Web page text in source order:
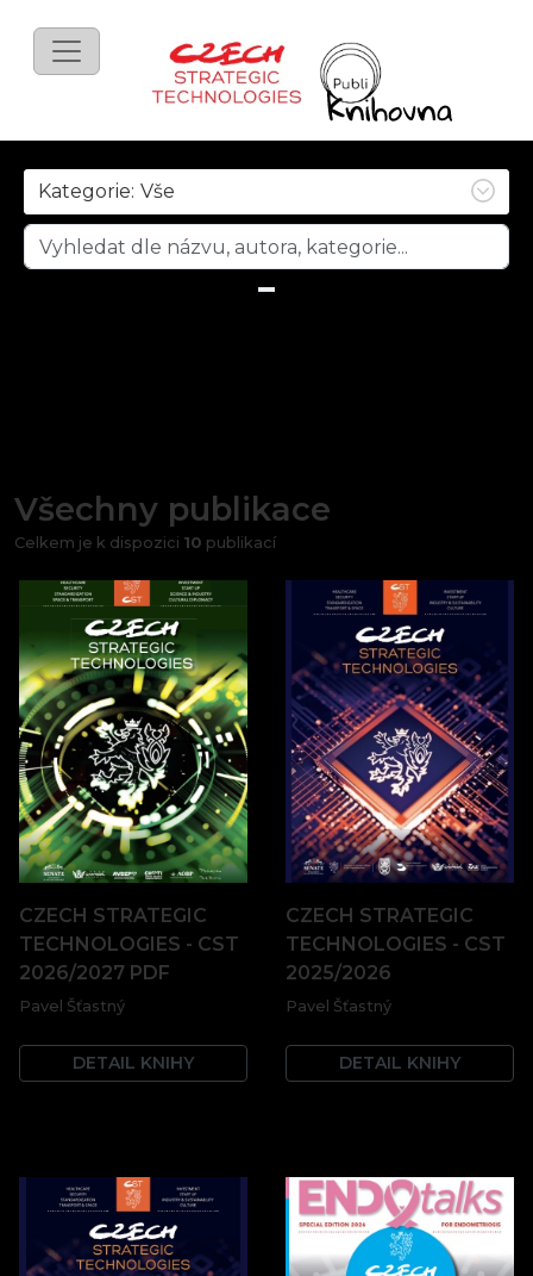
Kategorie:
Všechny publikace
Celkem je k dispozici 10 publikací
CZECH STRATEGIC
TECHNOLOGIES - CST
2026/2027 PDF
Pavel Šťastný
DETAIL KNIHY
CZECH STRATEGIC
TECHNOLOGIES - CST
2025/2026
Pavel Šťastný
DETAIL KNIHY